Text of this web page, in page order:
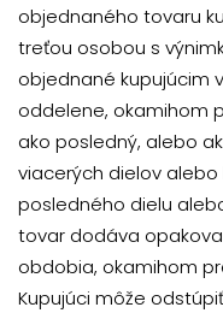
objednaného tovaru
treťou osobou s
objednané kupujúcim
oddelene, okamihom
ako posledný, alebo
viacerých dielov
posledného dielu
tovar dodáva
obdobia, okamihom
Kupujúci môže